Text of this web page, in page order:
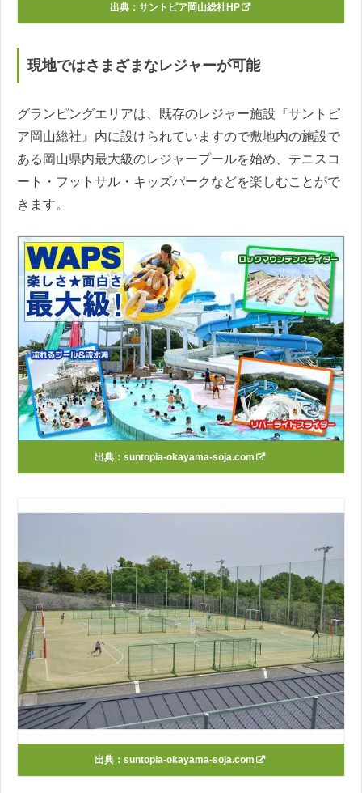
出典： サントピア岡山総社HP
現地ではさまざまなレジャーが可能
グランピングエリアは、既存のレジャー施設『サントピ
ア岡山総社』内に設けられていますので敷地内の施設で
ある岡山県内最大級のレジャープールを始め、テニスコ
ート・フットサル・キッズパークなどを楽しむことがで
きます。
出典： suntopia-okayama-soja.com
出典： suntopia-okayama-soja.com